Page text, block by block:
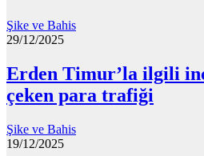
Şike ve Bahis
29/12/2025
Erden Timur’la ilgili
çeken para trafiği
Şike ve Bahis
19/12/2025